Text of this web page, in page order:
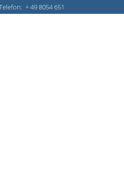
+ 49 8054 651